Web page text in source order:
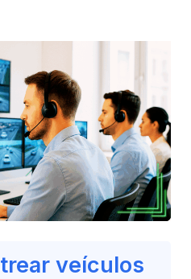
veículos